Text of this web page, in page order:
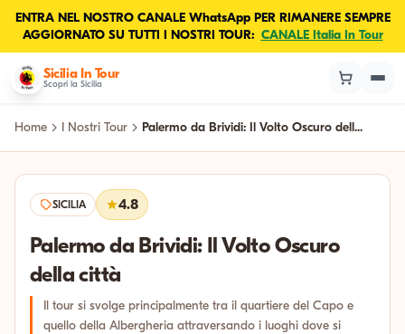
ENTRA NEL NOSTRO CANALE WhatsApp PER RIMANERE SEMPRE
AGGIORNATO SU TUTTI I NOSTRI TOUR: CANALE Italia In Tour
Sicilia In Tour
Scopri la Sicilia
Home I Nostri Tour Palermo da Brividi: Il Volto Oscuro dell...
SICILIA 4.8
Palermo da Brividi: Il Volto Oscuro
della città
Il tour si svolge principalmente tra il quartiere del Capo e
quello della Albergheria attraversando i luoghi dove si